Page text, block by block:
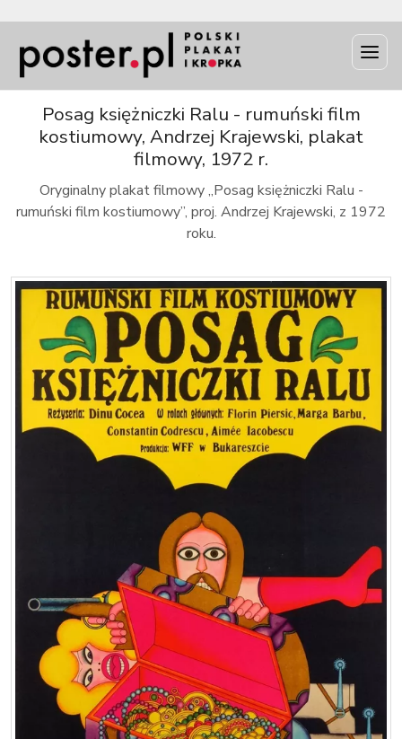
Posag księżniczki Ralu - rumuński film
kostiumowy, Andrzej Krajewski, plakat
filmowy, 1972 r.
Oryginalny plakat filmowy „Posag księżniczki Ralu -
rumuński film kostiumowy”, proj. Andrzej Krajewski, z 1972
roku.